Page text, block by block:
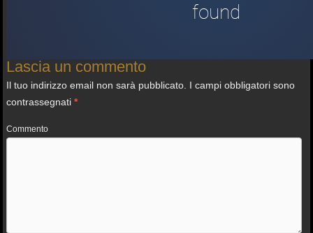
Lascia un commento
Il tuo indirizzo email non sarà pubblicato. I campi obbligatori sono
contrassegnati*
Commento